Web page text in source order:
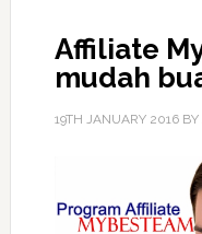
Affiliate
mudah
19TH JANUARY 2016BY